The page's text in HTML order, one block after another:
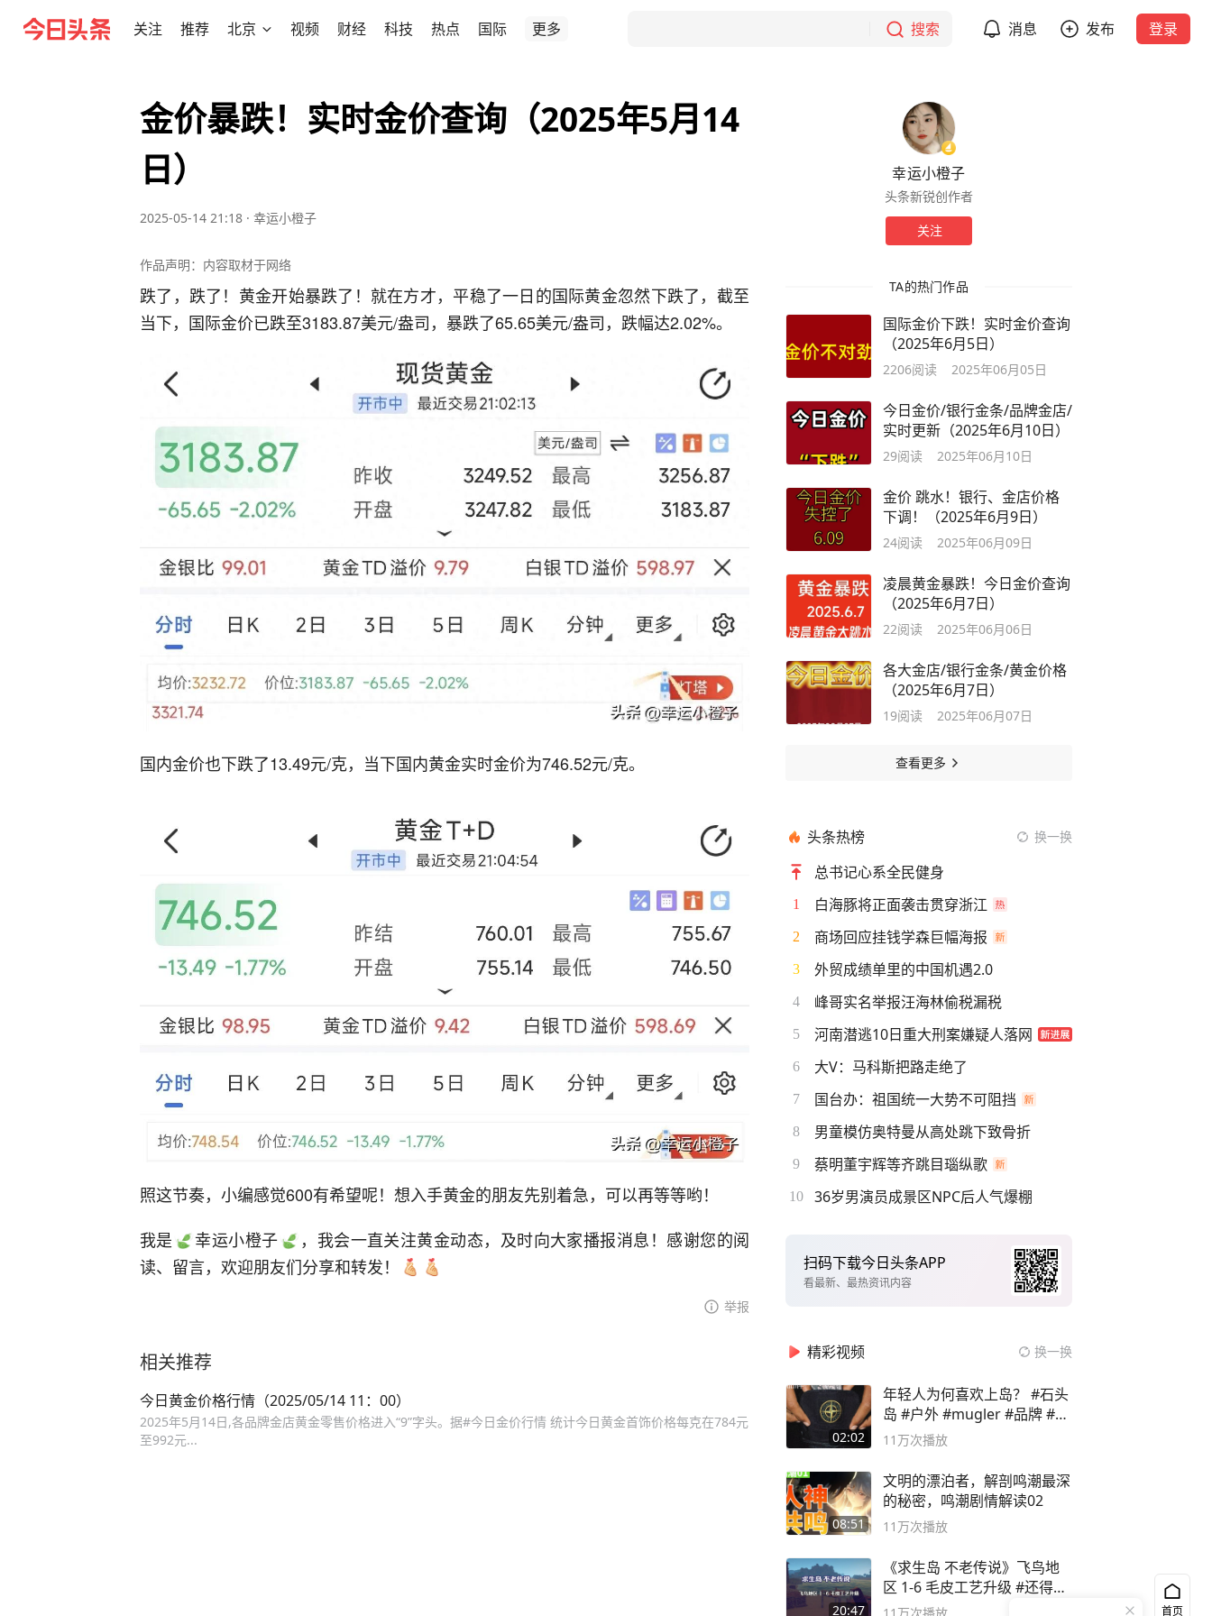
关注 推荐 北京 视频 财经 科技 热点 国际 更多 搜索 消息 发布 登录
金价暴跌！实时金价查询（2025年5月14
日）
2025-05-14 21:18 · 幸运小橙子
作品声明：内容取材于网络
跌了，跌了！黄金开始暴跌了！就在方才，平稳了一日的国际黄金忽然下跌了，截至
当下，国际金价已跌至3183.87美元/盎司，暴跌了65.65美元/盎司，跌幅达2.02%。
国内金价也下跌了13.49元/克，当下国内黄金实时金价为746.52元/克。
照这节奏，小编感觉600有希望呢！想入手黄金的朋友先别着急，可以再等等哟！
我是
幸运小橙子
，我会一直关注黄金动态，及时向大家播报消息！感谢您的阅
读、留言，欢迎朋友们分享和转发！
举报
相关推荐
今日黄金价格行情（2025/05/14 11：00）
2025年5月14日,各品牌金店黄金零售价格进入“9”字头。据#今日金价行情 统计今日黄金首饰价格每克在784元
至992元...
幸运小橙子
头条新锐创作者
关注
TA的热门作品
国际金价下跌！实时金价查询
（2025年6月5日）
2206阅读 2025年06月05日
今日金价/银行金条/品牌金店/
实时更新（2025年6月10日）
29阅读 2025年06月10日
金价 跳水！银行、金店价格
下调！（2025年6月9日）
24阅读 2025年06月09日
凌晨黄金暴跌！今日金价查询
（2025年6月7日）
22阅读 2025年06月06日
各大金店/银行金条/黄金价格
（2025年6月7日）
19阅读 2025年06月07日
查看更多
头条热榜 换一换
总书记心系全民健身
1 白海豚将正面袭击贯穿浙江
2 商场回应挂钱学森巨幅海报
3 外贸成绩单里的中国机遇2.0
4 峰哥实名举报汪海林偷税漏税
5 河南潜逃10日重大刑案嫌疑人落网
6 大V：马科斯把路走绝了
7 国台办：祖国统一大势不可阻挡
8 男童模仿奥特曼从高处跳下致骨折
9 蔡明董宇辉等齐跳目瑙纵歌
10 36岁男演员成景区NPC后人气爆棚
扫码下载今日头条APP
看最新、最热资讯内容
精彩视频 换一换
02:02
年轻人为何喜欢上岛？ #石头
岛 #户外 #mugler #品牌 #足
球流氓
11万次播放
08:51
文明的漂泊者，解剖鸣潮最深
的秘密，鸣潮剧情解读02
11万次播放
20:47
《求生岛 不老传说》飞鸟地
区 1-6 毛皮工艺升级 #还得是
主机大作
首页